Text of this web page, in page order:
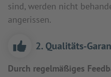
sind, werden nicht
angerissen.
2. Qualitäts-
Durch regelmäßiges